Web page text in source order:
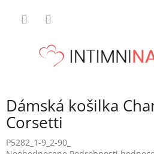
Dámská košilka
Corsetti
P5282_1-9_2-90_